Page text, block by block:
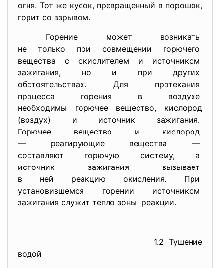
огня. Тот же кусок, превращенный в порошок,
горит со взрывом.
Горение может возникать
не только при совмещении горючего
вещества с окислителем и источником
зажигания, но и при других
обстоятельствах. Для протекания
процесса горения в воздухе
необходимы горючее вещество, кислород
(воздух) и источник зажигания.
Горючее вещество и кислород
— реагирующие вещества —
составляют горючую систему, а
источник зажигания вызывает
в ней реакцию окисления. При
установившемся горении источником
зажигания служит тепло зоны реакции.
1.2 Тушение
водой